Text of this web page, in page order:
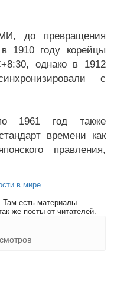
до превращения
1910 году корейцы
однако в 1912
с
1961 год также
времени как
правления,
в мире
Там есть материалы
же посты от читателей.